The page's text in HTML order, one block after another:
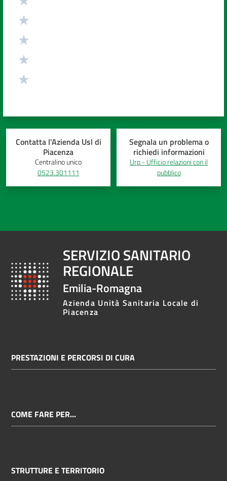
Contatta l'Azienda Usl di
Piacenza
Centralino unico
0523.301111
Segnala un problema o
richiedi informazioni
Urp - Ufficio relazioni con il
pubblico
SERVIZIO SANITARIO
REGIONALE
Emilia-Romagna
Azienda Unità Sanitaria Locale di
Piacenza
PRESTAZIONI E PERCORSI DI CURA
COME FARE PER...
STRUTTURE E TERRITORIO